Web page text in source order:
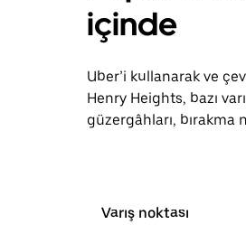
içinde
Uber’i kullanarak ve
Henry Heights, bazı
güzergâhları,
Varış noktası